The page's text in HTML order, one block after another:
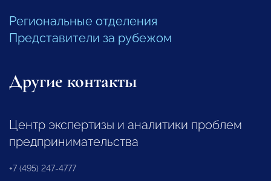
Региональные отделения
Представители за рубежом
Другие контакты
Центр экспертизы и аналитики проблем
предпринимательства
+7 (495) 247-4777